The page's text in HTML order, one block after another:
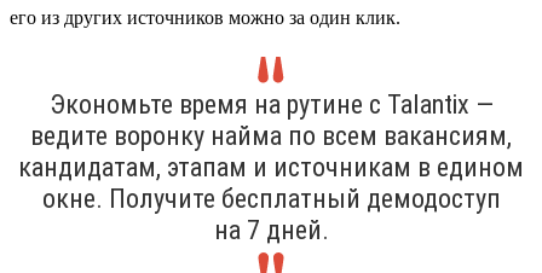
его из других источников можно за один клик.
Экономьте время на рутине с Talantix —
ведите воронку найма по всем вакансиям,
кандидатам, этапам и источникам в едином
окне. Получите бесплатный демодоступ
на 7 дней.